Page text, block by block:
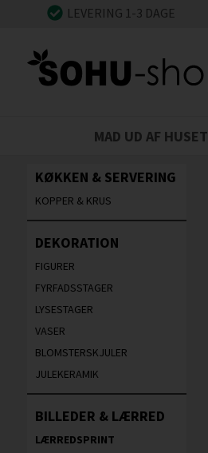
LEVERING 1-3 DAGE
MAD UD AF HUSET
KØKKEN & SERVERING
KOPPER & KRUS
DEKORATION
FIGURER
FYRFADSSTAGER
LYSESTAGER
VASER
BLOMSTERSKJULER
JULEKERAMIK
BILLEDER & LÆRRED
LÆRREDSPRINT